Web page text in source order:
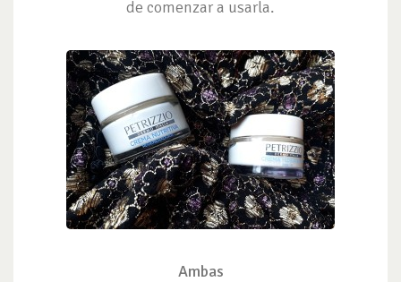
de comenzar a usarla.
Ambas